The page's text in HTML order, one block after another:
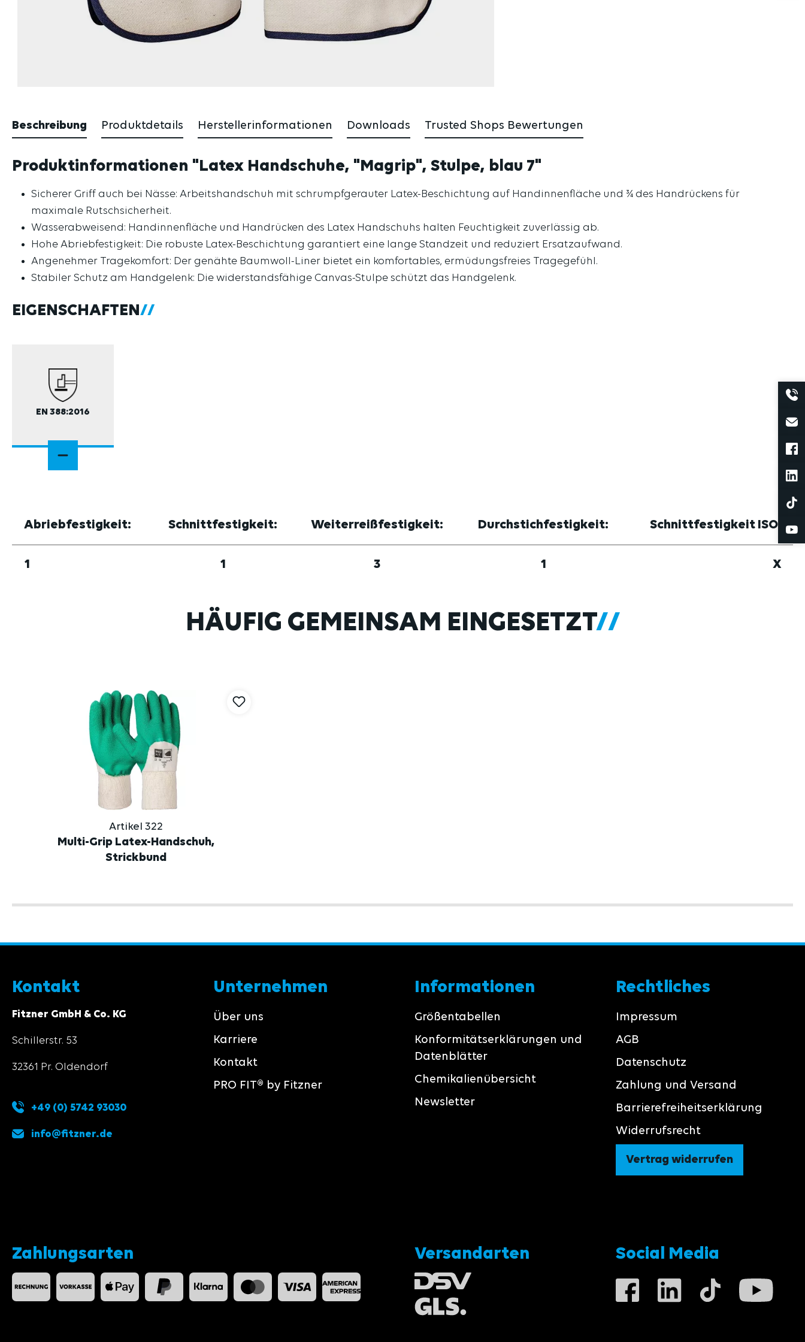
Beschreibung Produktdetails Herstellerinformationen Downloads Trusted Shops Bewertungen
Produktinformationen "Latex Handschuhe, "Magrip", Stulpe, blau 7"
Sicherer Griff auch bei Nässe: Arbeitshandschuh mit schrumpfgerauter Latex-Beschichtung auf Handinnenfläche und ¾ des Handrückens für
maximale Rutschsicherheit.
Wasserabweisend: Handinnenfläche und Handrücken des Latex Handschuhs halten Feuchtigkeit zuverlässig ab.
Hohe Abriebfestigkeit: Die robuste Latex-Beschichtung garantiert eine lange Standzeit und reduziert Ersatzaufwand.
Angenehmer Tragekomfort: Der genähte Baumwoll-Liner bietet ein komfortables, ermüdungsfreies Tragegefühl.
Stabiler Schutz am Handgelenk: Die widerstandsfähige Canvas-Stulpe schützt das Handgelenk.
EIGENSCHAFTEN
EN 388:2016
Abriebfestigkeit: Schnittfestigkeit: Weiterreißfestigkeit: Durchstichfestigkeit: Schnittfestigkeit ISO:
1 1 3 1 X
HÄUFIG GEMEINSAM EINGESETZT
Artikel 322
Multi-Grip Latex-Handschuh,
Strickbund
Kontakt
Fitzner GmbH & Co. KG
Schillerstr. 53
32361 Pr. Oldendorf
+49 (0) 5742 93030
info@fitzner.de
Unternehmen
Über uns
Karriere
Kontakt
PRO FIT® by Fitzner
Informationen
Größentabellen
Konformitätserklärungen und
Datenblätter
Chemikalienübersicht
Newsletter
Rechtliches
Impressum
AGB
Datenschutz
Zahlung und Versand
Barrierefreiheitserklärung
Widerrufsrecht
Vertrag widerrufen
Zahlungsarten Versandarten Social Media